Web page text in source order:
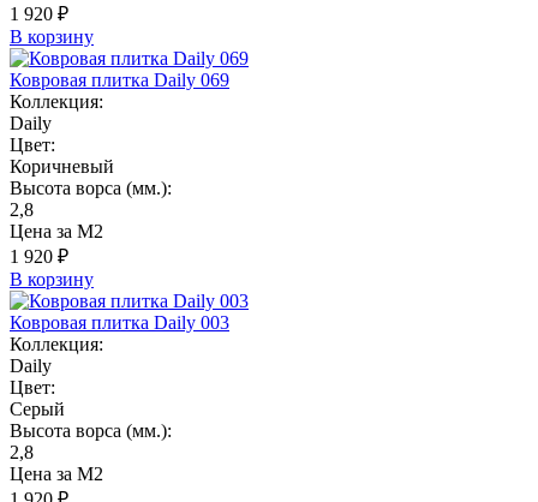
1 920 ₽
В корзину
Ковровая плитка Daily 069
Коллекция:
Daily
Цвет:
Коричневый
Высота ворса (мм.):
2,8
Цена за М2
1 920 ₽
В корзину
Ковровая плитка Daily 003
Коллекция:
Daily
Цвет:
Серый
Высота ворса (мм.):
2,8
Цена за М2